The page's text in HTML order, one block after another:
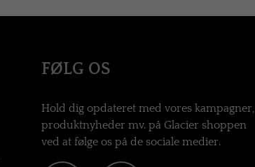
FØLG OS
Hold dig opdateret med vores kampagner,
produktnyheder mv. på Glacier shoppen
ved at følge os på de sociale medier.